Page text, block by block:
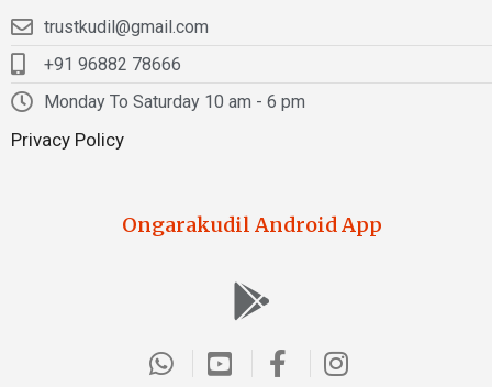
trustkudil@gmail.com
+91 96882 78666
Monday To Saturday 10 am - 6 pm
Privacy Policy
Ongarakudil Android App